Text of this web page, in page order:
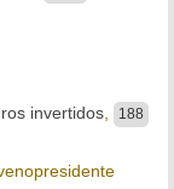
invertidos
188